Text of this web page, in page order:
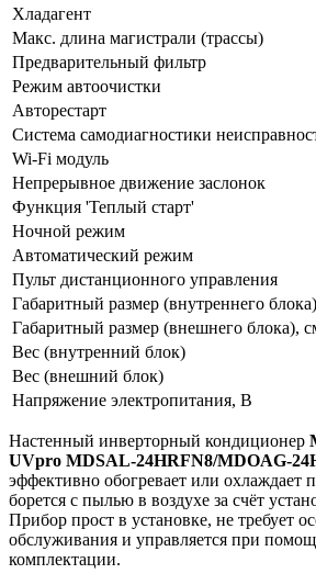
Хладагент
Макс. длина магистрали (трассы)
Предварительный фильтр
Режим автоочистки
Авторестарт
Система самодиагностики
Wi-Fi модуль
Непрерывное движение заслонок
Функция 'Теплый старт'
Ночной режим
Автоматический режим
Пульт дистанционного управления
Габаритный размер (внутреннего
Габаритный размер (внешнего блока),
Вес (внутренний блок)
Вес (внешний блок)
Напряжение электропитания, В
Настенный инверторный кондиционер
UVpro MDSAL-24HRFN8/MDOAG-
эффективно обогревает или охлаждает
борется с пылью в воздухе за счёт
Прибор прост в установке, не требует
обслуживания и управляется при
комплектации.